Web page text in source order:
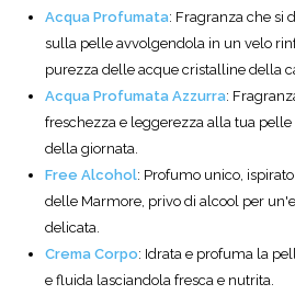
Acqua Profumata: Fragranza che si
sulla pelle avvolgendola in un velo
purezza delle acque cristalline della
Acqua Profumata Azzurra:
freschezza e leggerezza alla tua
della giornata.
Free Alcohol: Profumo unico,
delle Marmore, privo di alcool per
delicata.
Crema Corpo: Idrata e profuma la
e fluida lasciandola fresca e nutrita.